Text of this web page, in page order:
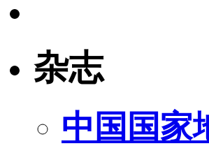
杂志
中国国家